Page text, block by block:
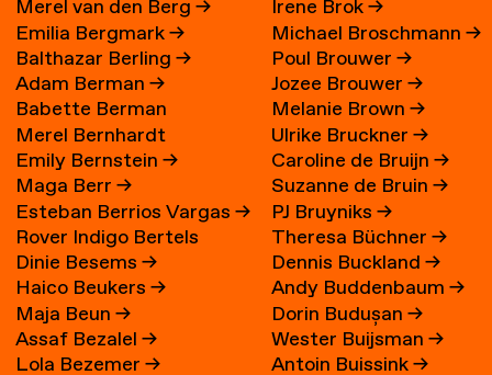
Merel van den Berg→
Emilia Bergmark→
Balthazar Berling→
Adam Berman→
Babette Berman
Merel Bernhardt
Emily Bernstein→
Maga Berr→
Esteban Berrios Vargas→
Rover Indigo Bertels
Dinie Besems→
Haico Beukers→
Maja Beun→
Assaf Bezalel→
Lola Bezemer→
Irene Brok→
Michael Broschmann→
Poul Brouwer→
Jozee Brouwer→
Melanie Brown→
Ulrike Bruckner→
Caroline de Bruijn→
Suzanne de Bruin→
PJ Bruyniks→
Theresa Büchner→
Dennis Buckland→
Andy Buddenbaum→
Dorin Budușan→
Wester Buijsman→
Antoin Buissink→